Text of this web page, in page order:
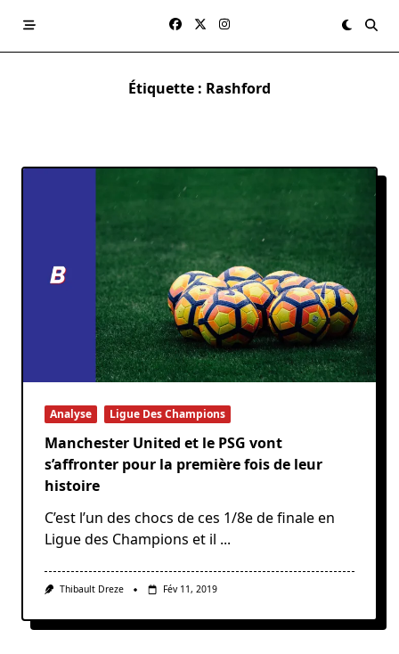
Étiquette : Rashford
Analyse Ligue Des Champions
Manchester United et le PSG vont
s’affronter pour la première fois de leur
histoire
C’est l’un des chocs de ces 1/8e de finale en
Ligue des Champions et il ...
Thibault Dreze Fév 11, 2019